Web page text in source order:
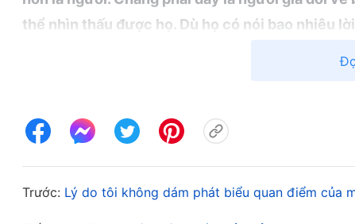
thể nhìn thấu được họ. Dù họ có nói bao nhiêu
có đạo đức và chân thật, một người được yêu
đều được họ giấu kín trong lòng. Họ không bao
Trước: Lý do tôi không dám phát biểu quan điểm của